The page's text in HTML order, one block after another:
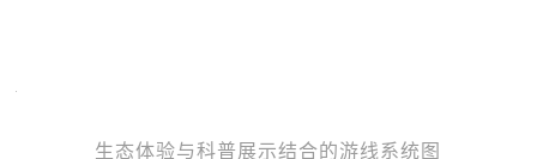
生态体验与科普展示结合的游线系统图